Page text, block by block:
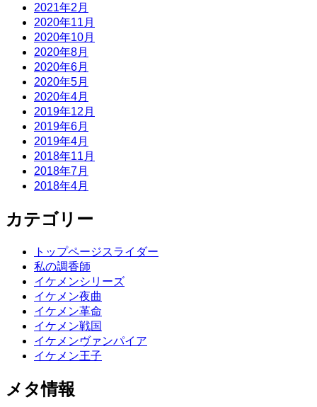
2021年2月
2020年11月
2020年10月
2020年8月
2020年6月
2020年5月
2020年4月
2019年12月
2019年6月
2019年4月
2018年11月
2018年7月
2018年4月
カテゴリー
トップページスライダー
私の調香師
イケメンシリーズ
イケメン夜曲
イケメン革命
イケメン戦国
イケメンヴァンパイア
イケメン王子
メタ情報